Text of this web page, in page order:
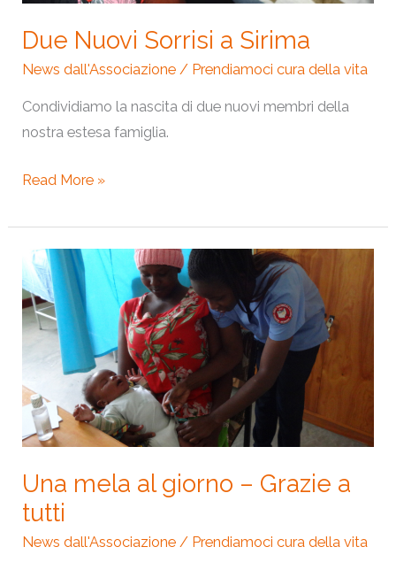
Due Nuovi Sorrisi a Sirima
News dall'Associazione / Prendiamoci cura della vita
Condividiamo la nascita di due nuovi membri della
nostra estesa famiglia.
Read More »
Una mela al giorno – Grazie a
tutti
News dall'Associazione / Prendiamoci cura della vita
Una
mela
al
giorno
Grazie
tutti